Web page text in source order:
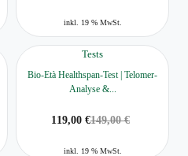
inkl. 19 % MwSt.
Tests
Bio-Età Healthspan-Test | Telomer-
Analyse &...
149,00€
119,00 €
inkl. 19 % MwSt.